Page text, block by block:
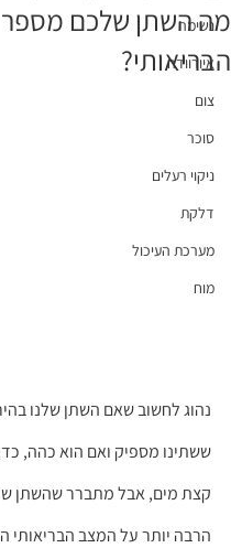
נשימה
איורוודה
צום
סוכר
ניקוי רעלים
דלקת
מערכת העיכול
מוח
מה השתן שלכם
הבריאותי?
נהוג לחשוב שאם השתן שלנו
ששתינו מספיק ואם הוא כהה,
קצת מים, אבל מתברר שהשתן
הרבה יותר על המצב הבריאותי